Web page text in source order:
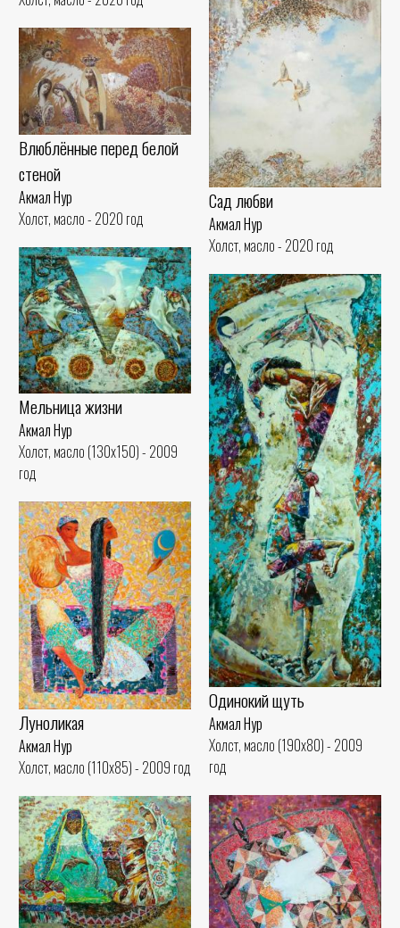
Сад любви
Акмал Нур
Холст, масло - 2020 год
Влюблённые перед белой
стеной
Акмал Нур
Холст, масло - 2020 год
Мельница жизни
Акмал Нур
Холст, масло (130x150) - 2009
год
Одинокий щуть
Акмал Нур
Холст, масло (190x80) - 2009
год
Луноликая
Акмал Нур
Холст, масло (110x85) - 2009 год